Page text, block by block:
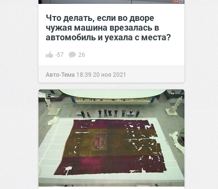
Что делать, если во дворе
чужая машина врезалась в
автомобиль и уехала с места?
-57 26
Авто-Тема 18:39 20 ноя 2021